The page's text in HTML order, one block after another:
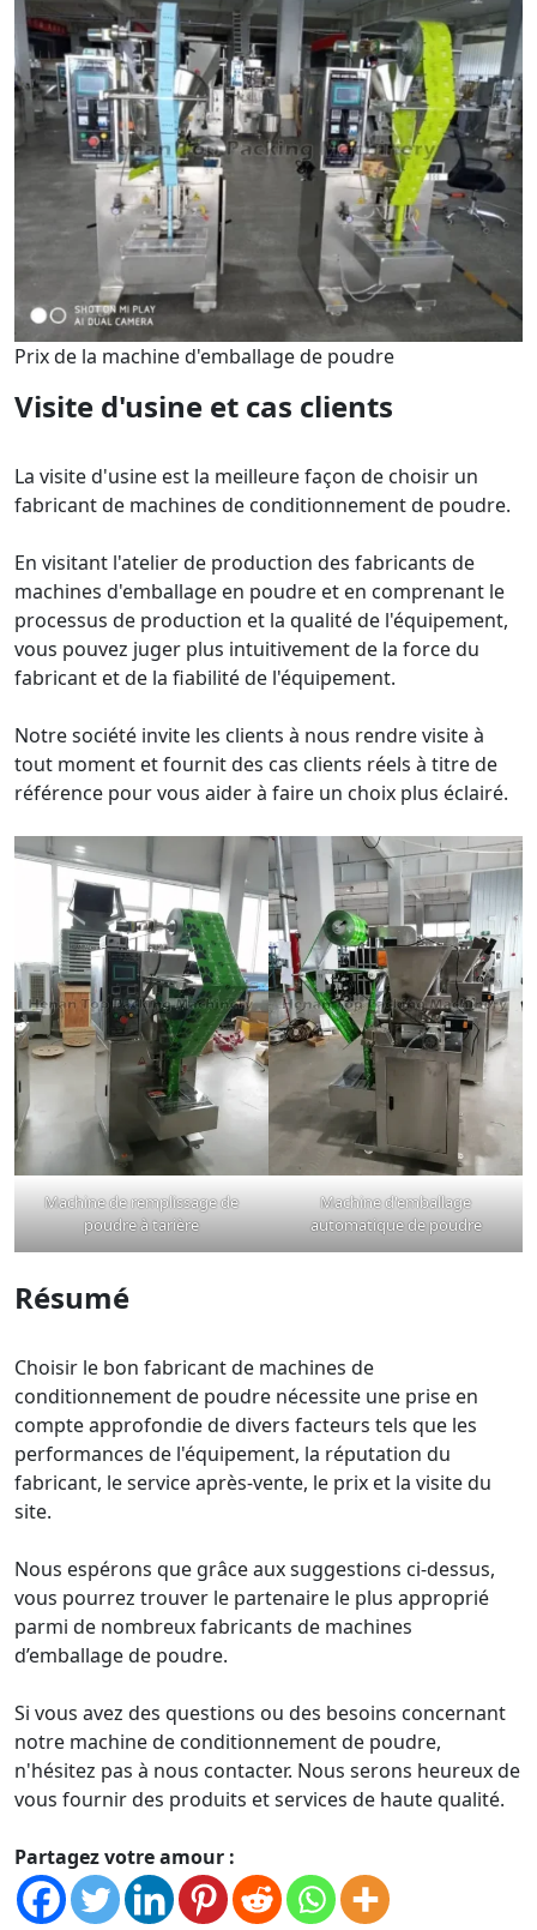
Prix ​​de la machine d'emballage de poudre
Visite d'usine et cas clients
La visite d'usine est la meilleure façon de choisir un
fabricant de machines de conditionnement de poudre.
En visitant l'atelier de production des fabricants de
machines d'emballage en poudre et en comprenant le
processus de production et la qualité de l'équipement,
vous pouvez juger plus intuitivement de la force du
fabricant et de la fiabilité de l'équipement.
Notre société invite les clients à nous rendre visite à
tout moment et fournit des cas clients réels à titre de
référence pour vous aider à faire un choix plus éclairé.
Machine de remplissage de
poudre à tarière
Machine d'emballage
automatique de poudre
Résumé
Choisir le bon fabricant de machines de
conditionnement de poudre nécessite une prise en
compte approfondie de divers facteurs tels que les
performances de l'équipement, la réputation du
fabricant, le service après-vente, le prix et la visite du
site.
Nous espérons que grâce aux suggestions ci-dessus,
vous pourrez trouver le partenaire le plus approprié
parmi de nombreux fabricants de machines
d’emballage de poudre.
Si vous avez des questions ou des besoins concernant
notre machine de conditionnement de poudre,
n'hésitez pas à nous contacter. Nous serons heureux de
vous fournir des produits et services de haute qualité.
Partagez votre amour :